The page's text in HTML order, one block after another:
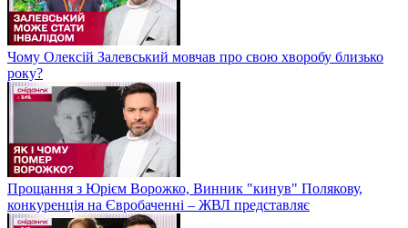
Чому Олексій Залевський мовчав про свою хворобу близько
року?
Прощання з Юрієм Ворожко, Винник "кинув" Полякову,
конкуренція на Євробаченні – ЖВЛ представляє